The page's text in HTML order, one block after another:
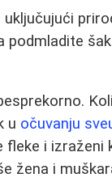
u očuvanju
fleke i
žena i